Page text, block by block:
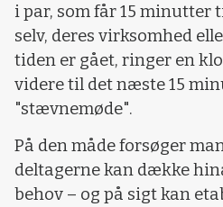
i par, som får 15 minutter
selv, deres virksomhed
tiden er gået, ringer en
videre til det næste 15
"stævnemøde".
På den måde forsøger
deltagerne kan dække
behov – og på sigt kan